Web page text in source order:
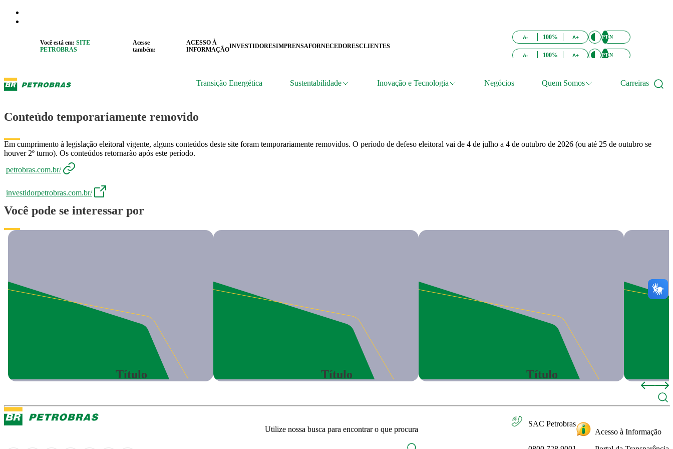
Você está em: SITE
PETROBRAS
Acesse
também:
ACESSO À
INFORMAÇÃOINVESTIDORESIMPRENSAFORNECEDORESCLIENTES
A- 100% A+ PTEN
A- 100% A+ PTEN
Transição Energética Sustentabilidade Inovação e Tecnologia Negócios Quem Somos Carreiras
Conteúdo temporariamente removido
Em cumprimento à legislação eleitoral vigente, alguns conteúdos deste site foram temporariamente removidos. O período de defeso eleitoral vai de 4 de julho a 4 de outubro de 2026 (ou até 25 de outubro se
houver 2º turno). Os conteúdos retornarão após este período.
petrobras.com.br/
investidorpetrobras.com.br/
Você pode se interessar por
Título Título Título
Utilize nossa busca para encontrar o que procura
SAC Petrobras
Acesso à Informação
caixa de cookies